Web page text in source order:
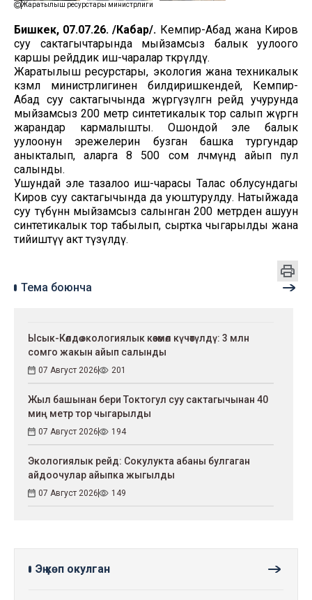
Жаратылыш ресурстары министрлиги
Бишкек, 07.07.26. /Кабар/. Кемпир-Абад жана Киров
суу сактагычтарында мыйзамсыз балык уулоого
каршы рейддик иш-чаралар өткөрүлдү.
Жаратылыш ресурстары, экология жана техникалык
көзөмөл министрлигинен билдиришкендей, Кемпир-
Абад суу сактагычында жүргүзүлгөн рейд учурунда
мыйзамсыз 200 метр синтетикалык тор салып жүргөн
жарандар кармалышты. Ошондой эле балык
уулоонун эрежелерин бузган башка тургундар
аныкталып, аларга 8 500 сом өлчөмүндө айып пул
салынды.
Ушундай эле тазалоо иш-чарасы Талас облусундагы
Киров суу сактагычында да уюштурулду. Натыйжада
суу түбүнөн мыйзамсыз салынган 200 метрден ашуун
синтетикалык тор табылып, сыртка чыгарылды жана
тийиштүү акт түзүлдү.
Тема боюнча
Ысык-Көлдө экологиялык көзөмөл күчөтүлдү: 3 млн
сомго жакын айып салынды
07 Август 2026 201
Жыл башынан бери Токтогул суу сактагычынан 40
миң метр тор чыгарылды
07 Август 2026 194
Экологиялык рейд: Сокулукта абаны булгаган
айдоочулар айыпка жыгылды
07 Август 2026 149
Эң көп окулган